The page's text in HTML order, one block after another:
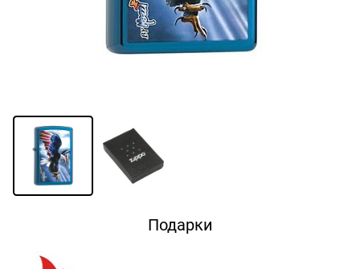
Подарки